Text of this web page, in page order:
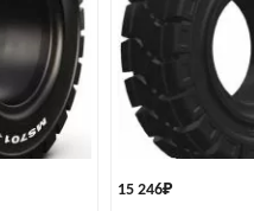
15 246₽